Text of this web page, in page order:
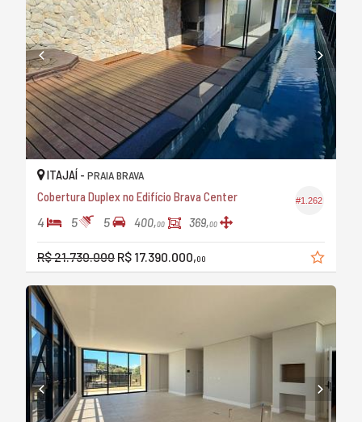
#1.262
ITAJAÍ - PRAIA BRAVA
Cobertura Duplex no Edifício Brava Center
4 5 5 400,00 369,00
R$ 21.730.000 R$ 17.390.000,00